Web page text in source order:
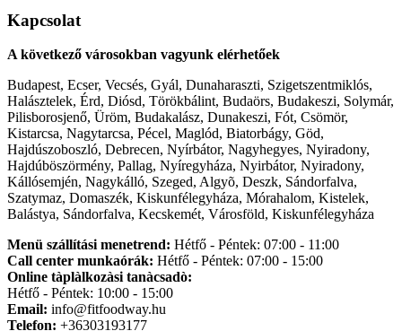
Kapcsolat
A következő városokban vagyunk elérhetőek
Budapest, Ecser, Vecsés, Gyál, Dunaharaszti, Szigetszentmiklós,
Halásztelek, Érd, Diósd, Törökbálint, Budaörs, Budakeszi, Solymár,
Pilisborosjenő, Üröm, Budakalász, Dunakeszi, Fót, Csömör,
Kistarcsa, Nagytarcsa, Pécel, Maglód, Biatorbágy, Göd,
Hajdúszoboszló, Debrecen, Nyírbátor, Nagyhegyes, Nyiradony,
Hajdúböszörmény, Pallag, Nyíregyháza, Nyirbátor, Nyiradony,
Kállósemjén, Nagykálló, Szeged, Algyõ, Deszk, Sándorfalva,
Szatymaz, Domaszék, Kiskunfélegyháza, Mórahalom, Kistelek,
Balástya, Sándorfalva, Kecskemét, Városföld, Kiskunfélegyháza
Menü szállítási menetrend: Hétfő - Péntek: 07:00 - 11:00
Call center munkaórák: Hétfő - Péntek: 07:00 - 15:00
Online tàplàlkozàsi tanàcsadò:
Hétfő - Péntek: 10:00 - 15:00
Email: info@fitfoodway.hu
Telefon: +36303193177